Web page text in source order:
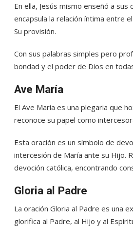
En ella, Jesús mismo enseñó a
encapsula la relación íntima entre
Su provisión.
Con sus palabras simples pero
bondad y el poder de Dios en
Ave María
El Ave María es una plegaria que
reconoce su papel como
Esta oración es un símbolo de
intercesión de María ante su Hijo.
devoción católica, encontrando
Gloria al Padre
La oración Gloria al Padre es una
glorifica al Padre, al Hijo y al